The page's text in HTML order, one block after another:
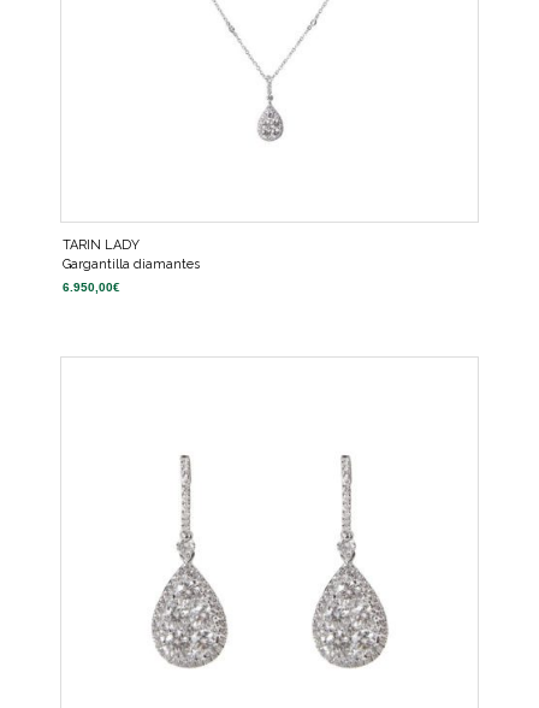
TARIN LADY
Gargantilla diamantes
6.950,00€